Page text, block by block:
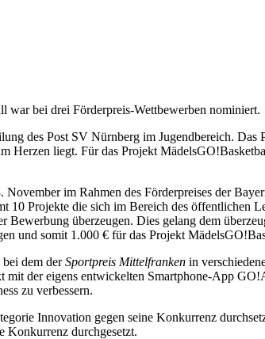
bei drei Förderpreis-Wettbewerben nominiert.
des Post SV Nürnberg im Jugendbereich.
Herzen liegt. Für das Projekt
im Rahmen des Förderpreises der
10 Projekte die sich im Bereich des öffentlichen
überzeugen. Dies gelang dem
und somit 1.000 € für das Projekt
dem derSportpreis Mittelfranken in
der eigens entwickelten Smartphone-App
zu verbessern.
Innovation gegen seine Konkurrenz
Konkurrenz durchgesetzt.